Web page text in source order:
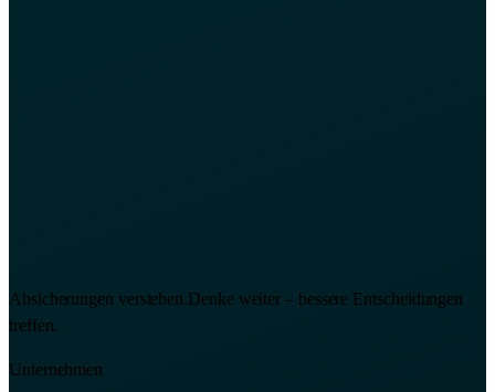
Absicherungen verstehen.Denke weiter – bessere Entscheidungen
treffen.
Unternehmen